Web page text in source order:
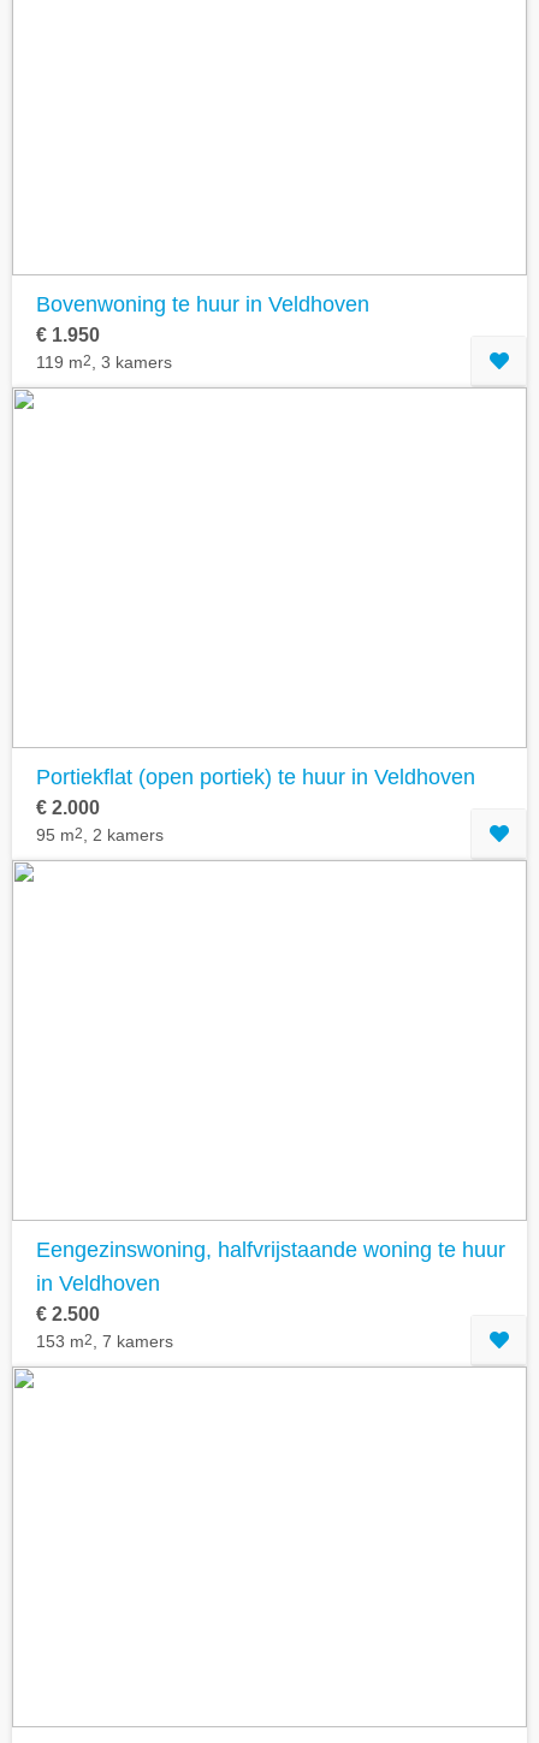
Bovenwoning te huur in Veldhoven
€ 1.950
119 m2 , 3 kamers
Portiekflat (open portiek) te huur in Veldhoven
€ 2.000
95 m2 , 2 kamers
Eengezinswoning, halfvrijstaande woning te huur
in Veldhoven
€ 2.500
153 m2 , 7 kamers